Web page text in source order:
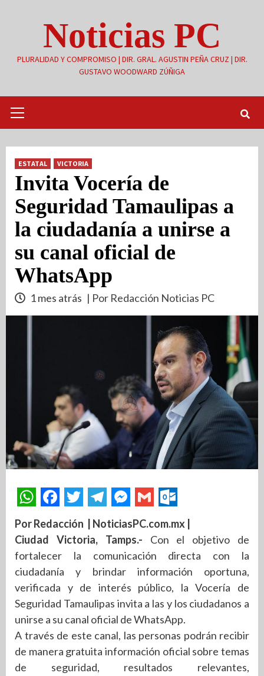
Noticias PC
PLURALIDAD Y COMPROMISO | DIR. GRAL. AGUSTIN PEÑA CRUZ | DIR.
GUSTAVO WOODWARD ZÚÑIGA
primario
ESTATAL VICTORIA
Invita Vocería de
Seguridad Tamaulipas a
la ciudadanía a unirse a
su canal oficial de
WhatsApp
1 mes atrás | Por Redacción Noticias PC
Por Redacción | NoticiasPC.com.mx |
Ciudad Victoria, Tamps.- Con el objetivo de
fortalecer la comunicación directa con la
ciudadanía y brindar información oportuna,
verificada y de interés público, la Vocería de
Seguridad Tamaulipas invita a las y los ciudadanos a
unirse a su canal oficial de WhatsApp.
A través de este canal, las personas podrán recibir
de manera gratuita información oficial sobre temas
de seguridad, resultados relevantes,